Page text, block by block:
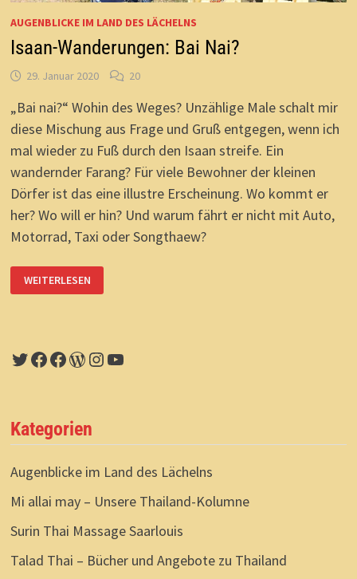
AUGENBLICKE IM LAND DES LÄCHELNS
Isaan-Wanderungen: Bai Nai?
29. Januar 2020 20
„Bai nai?“ Wohin des Weges? Unzählige Male schalt mir
diese Mischung aus Frage und Gruß entgegen, wenn ich
mal wieder zu Fuß durch den Isaan streife. Ein
wandernder Farang? Für viele Bewohner der kleinen
Dörfer ist das eine illustre Erscheinung. Wo kommt er
her? Wo will er hin? Und warum fährt er nicht mit Auto,
Motorrad, Taxi oder Songthaew?
ISAAN-
WANDERUNGEN:
BAI
WEITERLESEN
Twitter
Facebook
Facebook
WordPress
Instagram
YouTube
Kategorien
Augenblicke im Land des Lächelns
Mi allai may – Unsere Thailand-Kolumne
Surin Thai Massage Saarlouis
Talad Thai – Bücher und Angebote zu Thailand